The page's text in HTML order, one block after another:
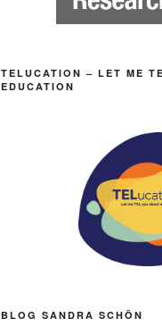
TELUCATION – LET ME
EDUCATION
BLOG SANDRA SCHÖN